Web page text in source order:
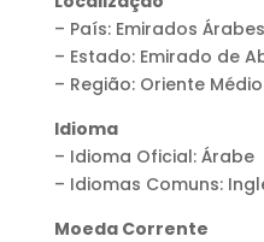
– País: Emirados
– Estado: Emirado de
– Região: Oriente Médio
Idioma
– Idioma Oficial: Árabe
– Idiomas Comuns:
Moeda Corrente